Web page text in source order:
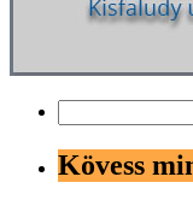
Kövess